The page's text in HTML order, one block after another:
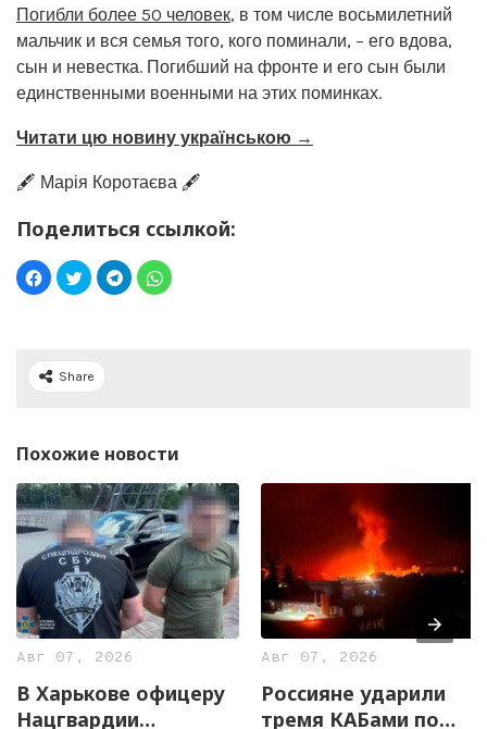
Погибли более 50 человек, в том числе восьмилетний
мальчик и вся семья того, кого поминали, – его вдова,
сын и невестка. Погибший на фронте и его сын были
единственными военными на этих поминках.
Читати цю новину українською →
🖋️ Марія Коротаєва 🖋️
Поделиться ссылкой:
Share
Похожие новости
Авг 07, 2026
В Харькове офицеру
Нацгвардии
Авг 07, 2026
Россияне ударили
тремя КАБами по